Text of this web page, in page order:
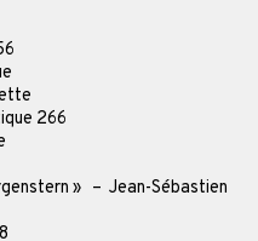
266
» – Jean-Sébastien